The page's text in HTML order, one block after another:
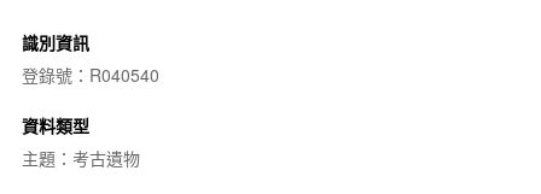
識別資訊
登錄號：R040540
資料類型
主題：考古遺物